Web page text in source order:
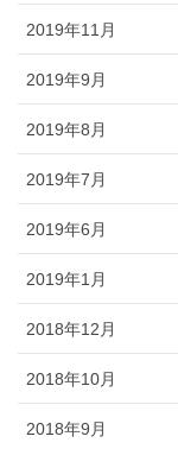
2019年11月
2019年9月
2019年8月
2019年7月
2019年6月
2019年1月
2018年12月
2018年10月
2018年9月